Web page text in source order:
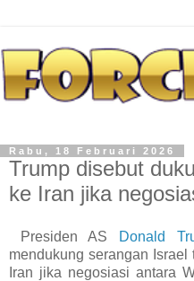
Rabu, 18 Februari 2026
Trump disebut
ke Iran jika
Presiden AS Donald
mendukung serangan
Iran jika negosiasi antara